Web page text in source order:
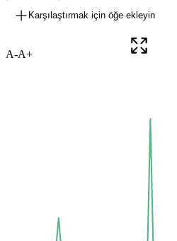
Karşılaştırmak için öğe ekleyin
A-A+